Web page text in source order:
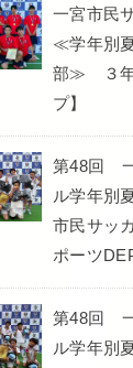
一宮市民
≪学年別
部≫ ３年
プ】
第48回
ル学年
市民サッ
ポーツ
第48回
ル学年